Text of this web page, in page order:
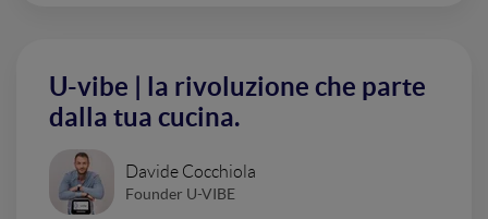
U-vibe | la rivoluzione che parte
dalla tua cucina.
Davide Cocchiola
Founder U-VIBE